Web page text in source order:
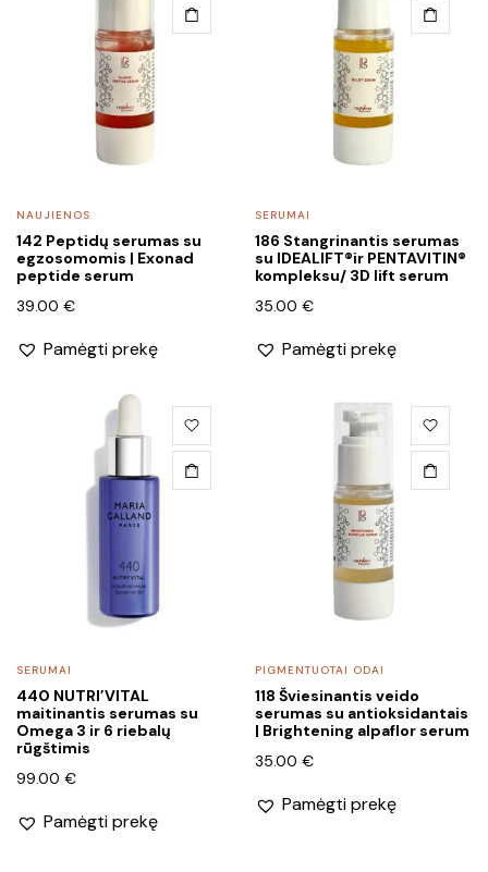
NAUJIENOS
142 Peptidų serumas su
egzosomomis | Exonad
peptide serum
39.00 €
Pamėgti prekę
SERUMAI
186 Stangrinantis serumas
su IDEALIFT®ir PENTAVITIN®
kompleksu/ 3D lift serum
35.00 €
Pamėgti prekę
SERUMAI
440 NUTRI’VITAL
maitinantis serumas su
Omega 3 ir 6 riebalų
rūgštimis
99.00 €
Pamėgti prekę
PIGMENTUOTAI ODAI
118 Šviesinantis veido
serumas su antioksidantais
| Brightening alpaflor serum
35.00 €
Pamėgti prekę